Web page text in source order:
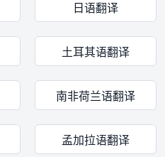
日语翻译
土耳其语翻译
南非荷兰语翻译
孟加拉语翻译